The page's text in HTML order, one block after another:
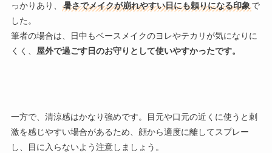
っかりあり、
暑さでメイクが崩れやすい日にも頼りになる印象で
した。
筆者の場合は、日中もベースメイクのヨレやテカリが気になりに
くく、 屋外で過ごす日のお守りとして使いやすかったです。
一方で、 清涼感はかなり強めです。目元や口元の近くに使うと刺
激を感じやすい場合があるため、顔から適度に離してスプレー
し、目に入らないよう注意しましょう。